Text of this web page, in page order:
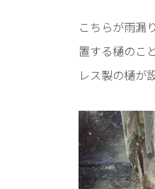
こちらが雨漏
置する樋のこ
レス製の樋が